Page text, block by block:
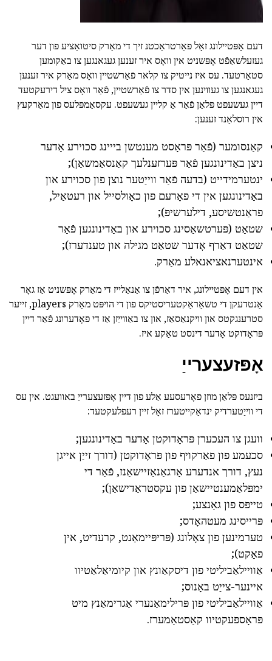
דעם אָפּטיילונג זאָל פאַרטראַכטנ זיך די מאַרק סיטואַציע פון דער
געזעלשאַפֿט אָפּשניט אין וואָס איר זענען געגאנגען צו באַקומען
סטאַרטעד. עס איז נייטיק צו קלאר פֿאַרשטיין וואָס מאַרק איר זענען
געגאנגען צו געווינען אין סדר צו פֿאַרשטיין, פֿאַר וואָס ציל דירעקטעד
דיין געשעפט פּלאַן פֿאַר אַ קליין געשעפט. עקסאַמפּלעס פון מאַרקעץ
אין רוסלאַנד זענען:
קאַנסומער (פֿאַר פּראָסט מענטשן בייינג סכוירע אָדער
ניצן באַדינונגען פֿאַר פּערזענלעך קאַנסאַמשאַן);
ינטערמידייט (בדעה פֿאַר ווייַטער נוצן פון סכוירע און
באַדינונגען אין די פאָרעם פון כאָולסייל און רעטאַיל,
פראַנטשיסע, דילערשיפּ);
שטאַט (פּערטשאַסינג סכוירע און באַדינונגען פֿאַר
שטאַט דאַרף אָדער שטאַט מגילה און טענדערז);
אינטערנאציאנאלע מאַרק.
אין דעם אָפּטיילונג, איר דאַרפֿן צו אַנאַלייז די מאַרק אָפּשניט אַז גאָר
אַנטדעקן די טשאַראַקטעריסטיקס פון די הויפּט מאַרק players, זייער
סטרענגקטס און וויקנאַסאַז, און צו באַווייַזן אַז די פאָדערונג פֿאַר דיין
פּראָדוקט אָדער דינסט טאַקע איז.
אָפּזעצערייַ
ביזנעס פּלאַן מוזן פאָרעסעע אַלע פון דיין אָפּזעצערייַ באוועגט. אין עס
די ווייַטערדיק ינדאַקייטערז זאָל זיין רעפלעקטעד:
וועגן צו העכערן פּראָדוקטן אָדער באַדינונגען;
סכעמע פון פאַרקויף פון פּראָדוקטן (דורך זייַן אייגן
נעץ, דורך אנדערע אָרגאַנאַזיישאַנז, פֿאַר די
ימפּלאַמענטיישאַן פון עקסטראַדישאַן);
טייפּס פון גאַנצע;
פּרייסינג מעטהאָדס;
טערמינען פון צאָלונג (פּריפּיימאַנט, קרעדיט, אין
פאַקט);
אַוויילאַביליטי פון דיסקאַונץ און קיומיאַלאַטיוו
איינער-צייַט באָנוס;
אַוויילאַביליטי פון פּרילימאַנערי אַגרימאַנץ מיט
פּראָספּעקטיוו קאַסטאַמערז.